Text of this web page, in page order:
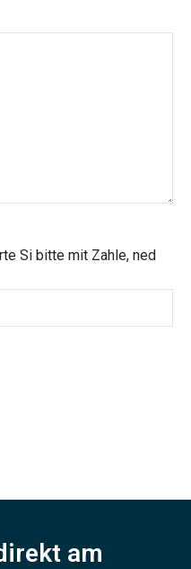
Si bitte mit Zahle, ned
am